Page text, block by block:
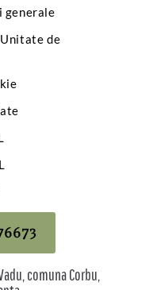
generale
de
comuna Corbu,